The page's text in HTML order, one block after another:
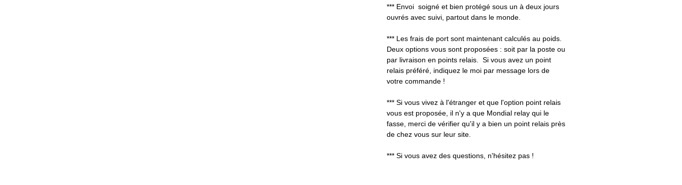
*** Envoi soigné et bien protégé sous un à deux jours
ouvrés avec suivi, partout dans le monde.
*** Les frais de port sont maintenant calculés au poids.
Deux options vous sont proposées : soit par la poste ou
par livraison en points relais. Si vous avez un point
relais préféré, indiquez le moi par message lors de
votre commande !
*** Si vous vivez à l'étranger et que l'option point relais
vous est proposée, il n'y a que Mondial relay qui le
fasse, merci de vérifier qu'il y a bien un point relais près
de chez vous sur leur site.
*** Si vous avez des questions, n'hésitez pas !